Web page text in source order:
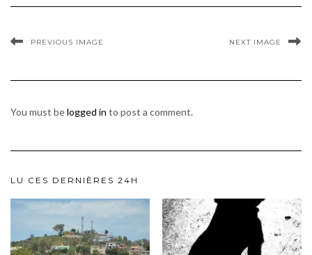
PREVIOUS IMAGE NEXT IMAGE
You must belogged in to post a comment.
LU CES DERNIÈRES 24H